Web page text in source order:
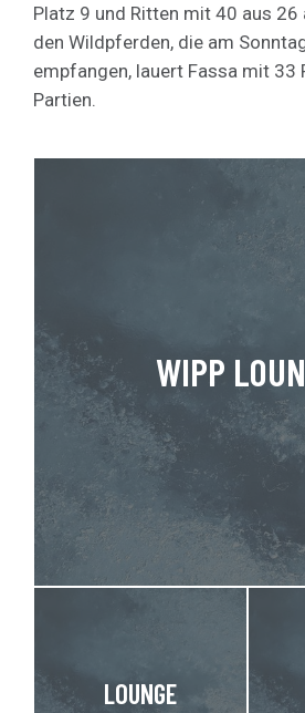
Platz 9 und Ritten mit 40 aus
den Wildpferden, die am
empfangen, lauert Fassa mit 33
Partien.
WIPP
LOUNGE